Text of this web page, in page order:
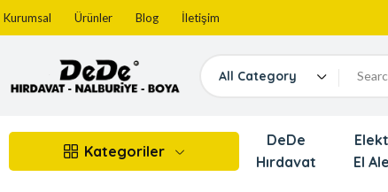
Kurumsal Ürünler Blog İletişim
All Category
Kategoriler
DeDe
Hırdavat
El